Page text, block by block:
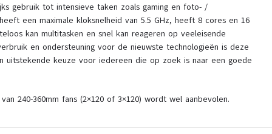
gebruik tot intensieve taken zoals gaming en foto- /
een maximale kloksnelheid van 5.5 GHz, heeft 8 cores en 16
kan multitasken en snel kan reageren op veeleisende
en ondersteuning voor de nieuwste technologieën is deze
uitstekende keuze voor iedereen die op zoek is naar een goede
240-360mm fans (2×120 of 3×120) wordt wel aanbevolen.